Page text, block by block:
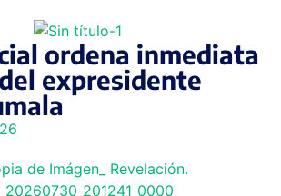
ordena inmediata
expresidente